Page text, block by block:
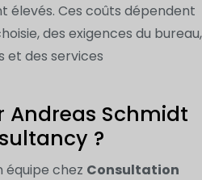
élevés. Ces coûts dépendent
des exigences du bureau,
et des services
Andreas Schmidt
?
équipe chez Consultation